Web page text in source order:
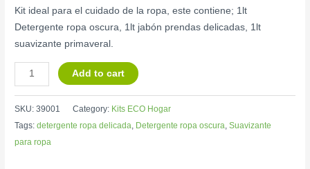
Kit ideal para el cuidado de la ropa, este contiene; 1lt
Detergente ropa oscura, 1lt jabón prendas delicadas, 1lt
suavizante primaveral.
Add to cart
SKU:39001 Category: Kits ECO Hogar
Tags:detergente ropa delicada Detergente ropa oscura ,Suavizante
para ropa